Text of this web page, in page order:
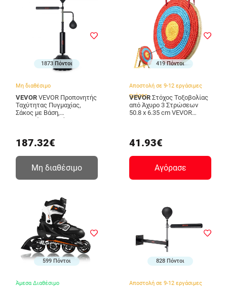
1873 Πόντοι
Μη διαθέσιμο
VEVOR
Ταχύτητας Πυγμαχίας,
Σάκος με Βάση,
Ρυθμιζόμενος Σάκος για
QJDXLDDPZHSQTCFBVV0
187.32€
Μη διαθέσιμο
419 Πόντοι
Αποστολή σε 9-12 εργάσιμες
ημέρες
VEVOR
από Άχυρο 3 Στρώσεων
50.8 x 6.35 cm VEVOR
41.93€
Αγόρασε
599 Πόντοι
Άμεσα Διαθέσιμο
828 Πόντοι
Αποστολή σε 9-12 εργάσιμες